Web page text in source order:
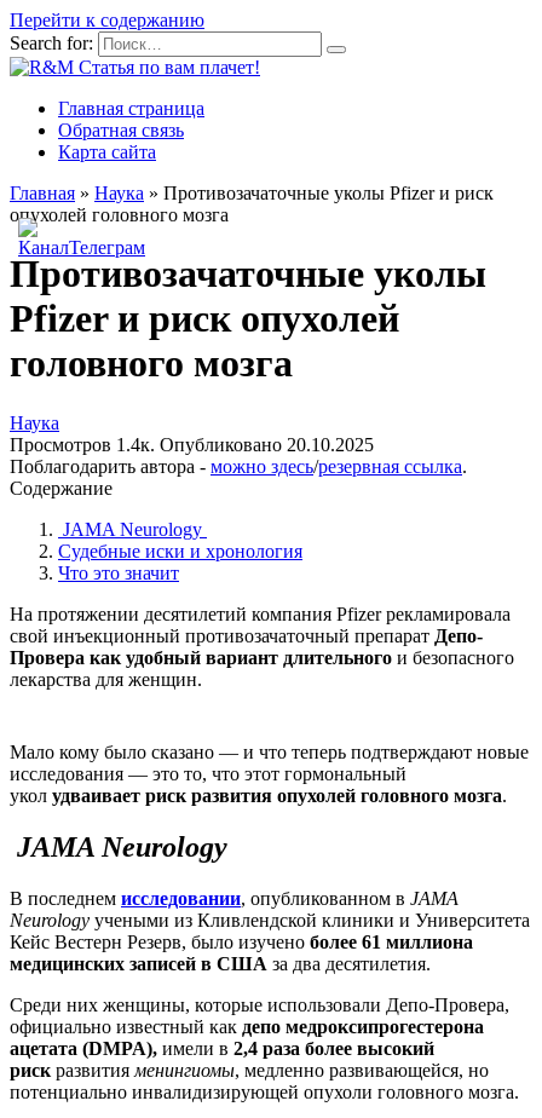
Перейти к содержанию
Search for:
Главная страница
Обратная связь
Карта сайта
Главная » Наука » Противозачаточные уколы Pfizer и риск
опухолей головного мозга
Противозачаточные уколы
Pfizer и риск опухолей
головного мозга
Наука
Просмотров 1.4к. Опубликовано 20.10.2025
Поблагодарить автора - можно здесь/резервная ссылка.
Содержание
JAMA Neurology
Судебные иски и хронология
Что это значит
На протяжении десятилетий компания Pfizer рекламировала
свой инъекционный противозачаточный препарат Депо-
Провера как удобный вариант длительного и безопасного
лекарства для женщин.
Мало кому было сказано — и что теперь подтверждают новые
исследования — это то, что этот гормональный
укол удваивает риск развития опухолей головного мозга.
JAMA Neurology
В последнем исследовании, опубликованном в JAMA
Neurology учеными из Кливлендской клиники и Университета
Кейс Вестерн Резерв, было изучено более 61 миллиона
медицинских записей в США за два десятилетия.
Среди них женщины, которые использовали Депо-Провера,
официально известный как депо медроксипрогестерона
ацетата (DMPA), имели в 2,4 раза более высокий
риск развития менингиомы, медленно развивающейся, но
потенциально инвалидизирующей опухоли головного мозга.